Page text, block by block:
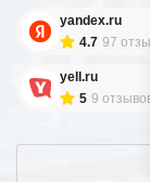
yandex.ru
4.7 97
yell.ru
5 9 отзывов